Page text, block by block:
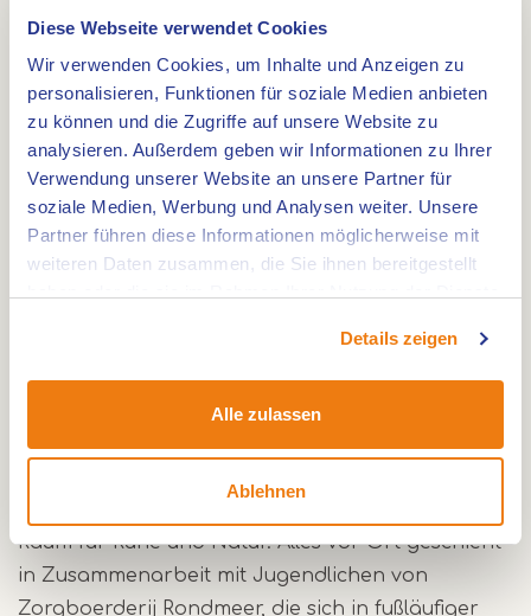
Diese Webseite verwendet Cookies
Wir verwenden Cookies, um Inhalte und Anzeigen zu
personalisieren, Funktionen für soziale Medien anbieten
zu können und die Zugriffe auf unsere Website zu
analysieren. Außerdem geben wir Informationen zu Ihrer
Verwendung unserer Website an unsere Partner für
soziale Medien, Werbung und Analysen weiter. Unsere
Partner führen diese Informationen möglicherweise mit
weiteren Daten zusammen, die Sie ihnen bereitgestellt
Details zeigen
Alle zulassen
Ablehnen
zwischen Gras, Heide und Wildblumen, mit viel
Raum um sich herum. Für einen angenehmen
Aufenthalt stehen Einrichtungen wie WLAN, Strom,
ein beheiztes Sanitärgebäude, Ladestationen und
eine Feuerstelle zur Verfügung.
Möchten Sie mehr Komfort? Die Chalets liegen
verteilt in der Landschaft und sind vollständig
Bei Hoeve Twente stehen Kleinschaligkeit und
Raum für Ruhe und Natur. Alles vor Ort geschieht
in Zusammenarbeit mit Jugendlichen von
Zorgboerderij Rondmeer, die sich in fußläufiger